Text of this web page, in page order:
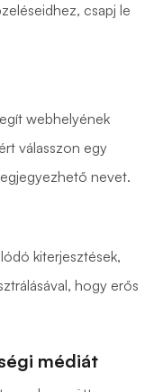
csapj le
webhelyének
válasszon egy
nevet.
kiterjesztések,
hogy erős
médiát